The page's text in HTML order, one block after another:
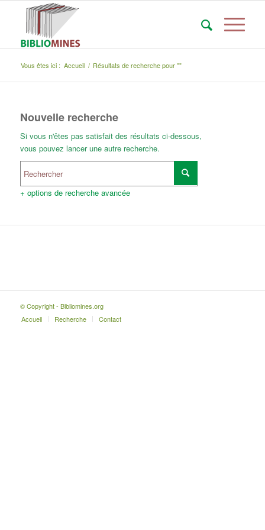
Vous êtes ici : Accueil / Résultats de recherche pour ""
Nouvelle recherche
Si vous n'êtes pas satisfait des résultats ci-dessous,
vous pouvez lancer une autre recherche.
+ options de recherche avancée
© Copyright - Bibliomines.org
Accueil
Recherche Contact